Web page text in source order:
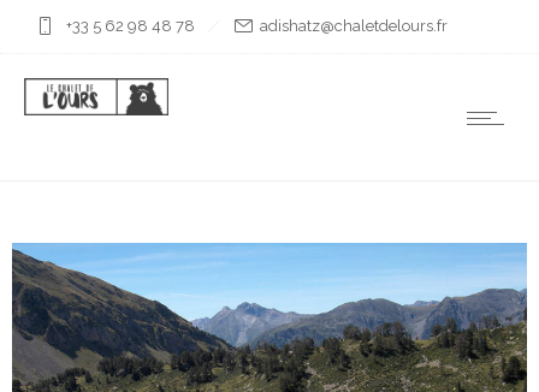
+33 5 62 98 48 78 rf.sruoledtelahc@ztahsida